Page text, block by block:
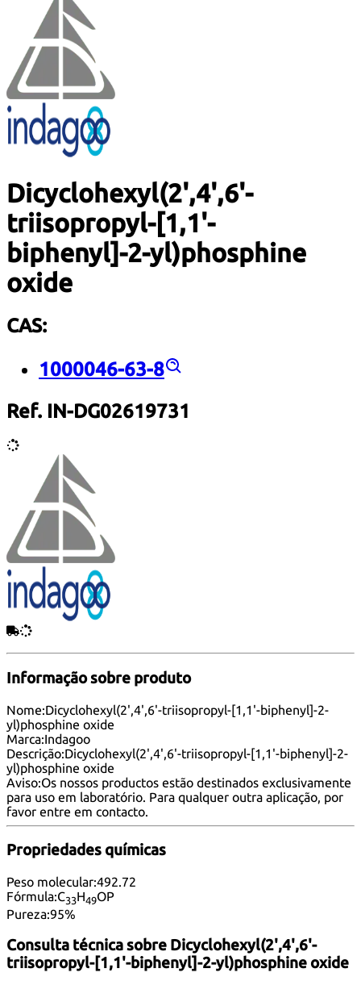
Dicyclohexyl(2',4',6'-
triisopropyl-[1,1'-
biphenyl]-2-yl)phosphine
oxide
CAS:
1000046-63-8
Ref. IN-DG02619731
Informação sobre produto
Nome:Dicyclohexyl(2',4',6'-triisopropyl-[1,1'-biphenyl]-2-
yl)phosphine oxide
Marca:Indagoo
Descrição:Dicyclohexyl(2',4',6'-triisopropyl-[1,1'-biphenyl]-2-
yl)phosphine oxide
Aviso:Os nossos productos estão destinados exclusivamente
para uso em laboratório. Para qualquer outra aplicação, por
favor entre em contacto
Propriedades químicas
Peso molecular:492.72
Fórmula:C33H49OP
Pureza:95%
Consulta técnica sobre Dicyclohexyl(2',4',6'-
triisopropyl-[1,1'-biphenyl]-2-yl)phosphine oxide